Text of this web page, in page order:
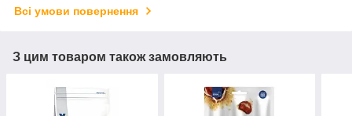
Всі умови повернення
З цим товаром також замовляють